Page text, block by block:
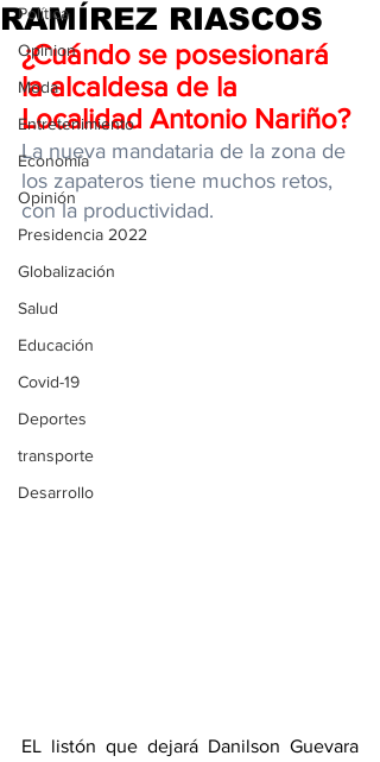
Política
Opinion
Moda
Entretenimiento
Economía
Opinión
Presidencia 2022
Globalización
Salud
Educación
Covid-19
Deportes
transporte
Desarrollo
RAMÍREZ RIASCOS
¿Cuándo se posesionará
la alcaldesa de la
Localidad Antonio Nariño?
La nueva mandataria de la zona de
los zapateros tiene muchos retos,
con la productividad.
EL listón que dejará Danilson Guevara